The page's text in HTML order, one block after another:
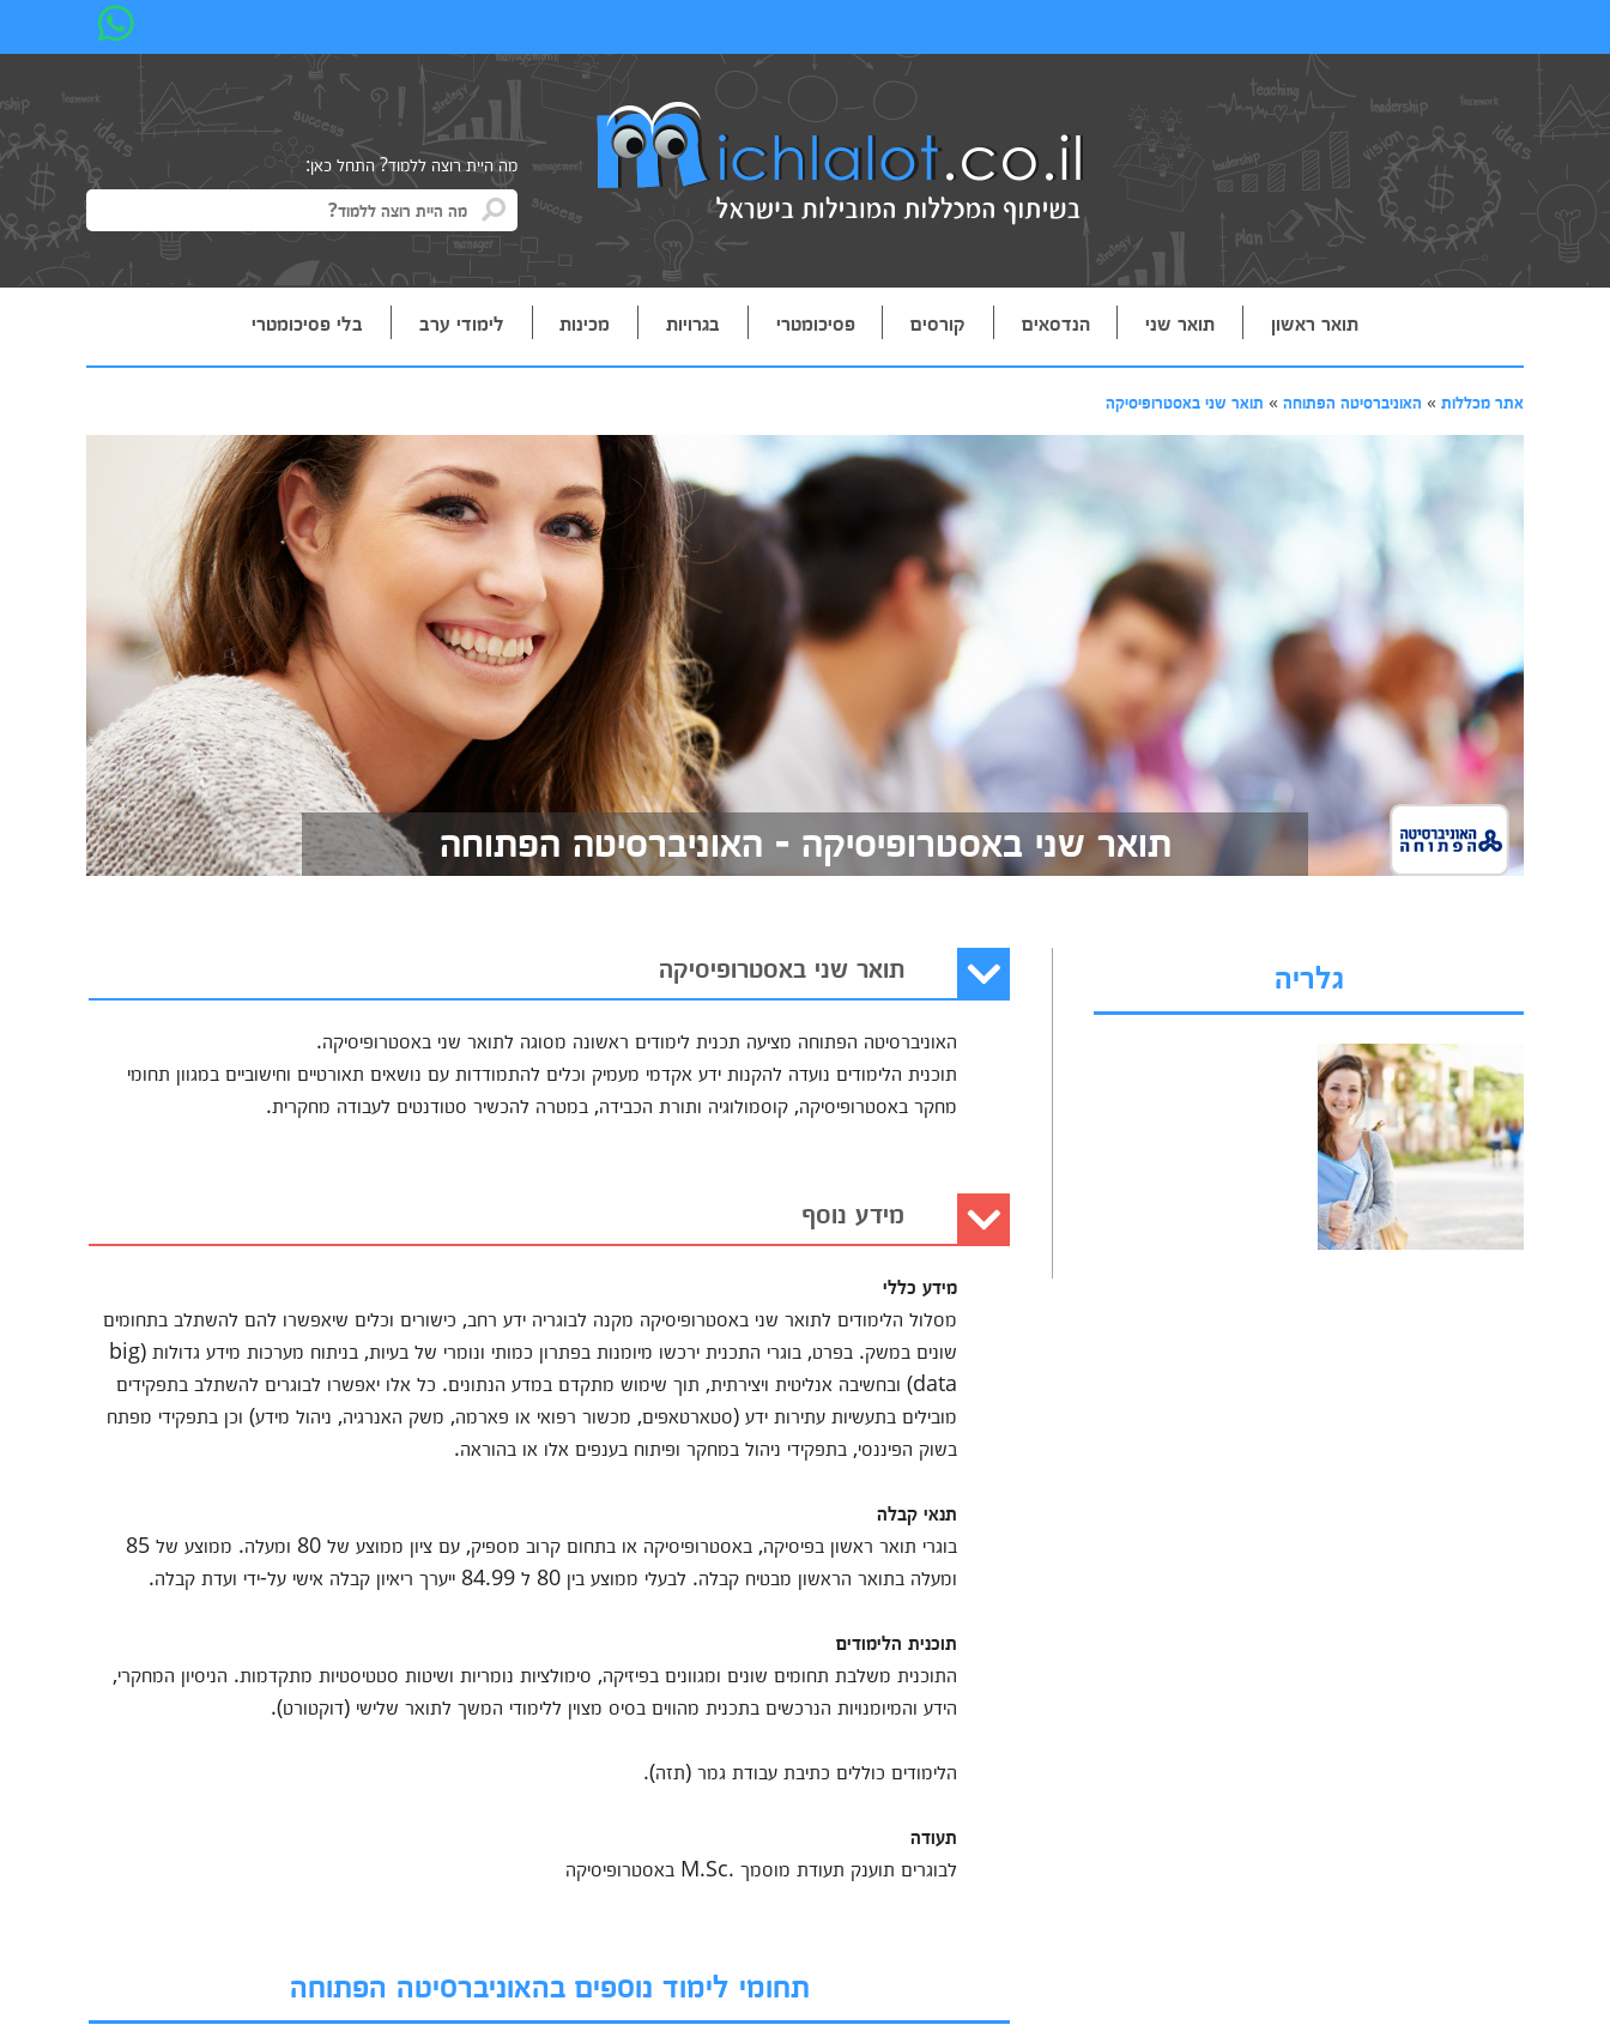
מה היית רוצה ללמוד? התחל כאן:
תואר ראשון תואר שני הנדסאים קורסים פסיכומטרי בגרויות מכינות לימודי ערב בלי פסיכומטרי
אתר מכללות » האוניברסיטה הפתוחה » תואר שני באסטרופיסיקה
תואר שני באסטרופיסיקה - האוניברסיטה הפתוחה
גלריה תואר שני באסטרופיסיקה
האוניברסיטה הפתוחה מציעה תכנית לימודים ראשונה מסוגה לתואר שני באסטרופיסיקה.
תוכנית הלימודים נועדה להקנות ידע אקדמי מעמיק וכלים להתמודדות עם נושאים תאורטיים וחישוביים במגוון תחומי
מחקר באסטרופיסיקה, קוסמולוגיה ותורת הכבידה, במטרה להכשיר סטודנטים לעבודה מחקרית.
מידע נוסף
מידע כללי
מסלול הלימודים לתואר שני באסטרופיסיקה מקנה לבוגריה ידע רחב, כישורים וכלים שיאפשרו להם להשתלב בתחומים
שונים במשק. בפרט, בוגרי התכנית ירכשו מיומנות בפתרון כמותי ונומרי של בעיות, בניתוח מערכות מידע גדולות (big
data) ובחשיבה אנליטית ויצירתית, תוך שימוש מתקדם במדע הנתונים. כל אלו יאפשרו לבוגרים להשתלב בתפקידים
מובילים בתעשיות עתירות ידע (סטארטאפים, מכשור רפואי או פארמה, משק האנרגיה, ניהול מידע) וכן בתפקידי מפתח
בשוק הפיננסי, בתפקידי ניהול במחקר ופיתוח בענפים אלו או בהוראה.
תנאי קבלה
בוגרי תואר ראשון בפיסיקה, באסטרופיסיקה או בתחום קרוב מספיק, עם ציון ממוצע של 80 ומעלה. ממוצע של 85
ומעלה בתואר הראשון מבטיח קבלה. לבעלי ממוצע בין 80 ל 84.99 ייערך ריאיון קבלה אישי על-ידי ועדת קבלה.
תוכנית הלימודים
התוכנית משלבת תחומים שונים ומגוונים בפיזיקה, סימולציות נומריות ושיטות סטטיסטיות מתקדמות. הניסיון המחקרי,
הידע והמיומנויות הנרכשים בתכנית מהווים בסיס מצוין ללימודי המשך לתואר שלישי (דוקטורט).
הלימודים כוללים כתיבת עבודת גמר (תזה).
תעודה
לבוגרים תוענק תעודת מוסמך ‏M.Sc.‎ באסטרופיסיקה
תחומי לימוד נוספים בהאוניברסיטה הפתוחה